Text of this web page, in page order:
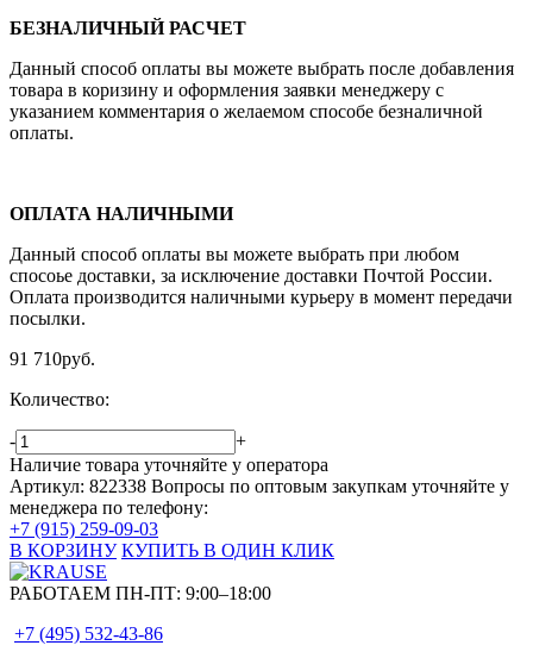
БЕЗНАЛИЧНЫЙ РАСЧЕТ
Данный способ оплаты вы можете выбрать после добавления
товара в коризину и оформления заявки менеджеру c
указанием комментария о желаемом способе безналичной
оплаты.
ОПЛАТА НАЛИЧНЫМИ
Данный способ оплаты вы можете выбрать при любом
спосоье доставки, за исключение доставки Почтой России.
Оплата производится наличными курьеру в момент передачи
посылки.
91 710руб.
Количество:
-
+
Наличие товара уточняйте у оператора
Артикул: 822338 Вопросы по оптовым закупкам уточняйте у
менеджера по телефону:
+7 (915) 259-09-03
В КОРЗИНУ КУПИТЬ В ОДИН КЛИК
РАБОТАЕМ ПН-ПТ: 9:00–18:00
+7 (495) 532-43-86